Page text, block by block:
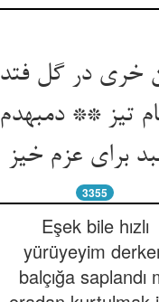
خری در گل فتد
تیز ** دم‏به‏دم
برای عزم خیز
3355
Eşek bile hızlı
yürüyeyim
balçığa saplandı